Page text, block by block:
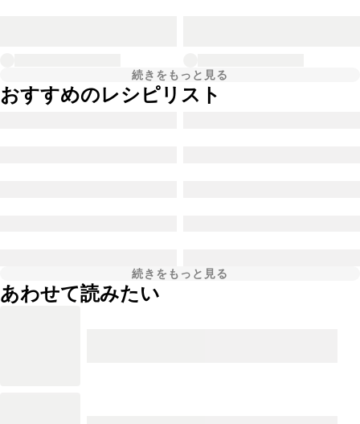
続きをもっと見る
おすすめのレシピリスト
続きをもっと見る
あわせて読みたい